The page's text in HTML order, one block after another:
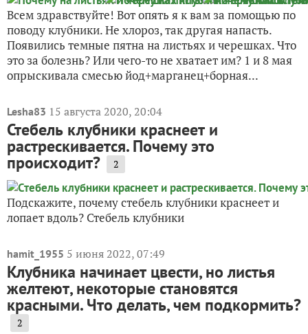
Всем здравствуйте! Вот опять я к вам за помощью по
поводу клубники. Не хлороз, так другая напасть.
Появились темные пятна на листьях и черешках. Что
это за болезнь? Или чего-то не хватает им? 1 и 8 мая
опрыскивала смесью йод+марганец+борная...
Lesha83 15 августа 2020, 20:04
Стебель клубники краснеет и
растрескивается. Почему это
происходит? 2
Подскажите, почему стебель клубники краснеет и
лопает вдоль? Стебель клубники
hamit_1955 5 июня 2022, 07:49
Клубника начинает цвести, но листья
желтеют, некоторые становятся
красными. Что делать, чем подкормить?
2